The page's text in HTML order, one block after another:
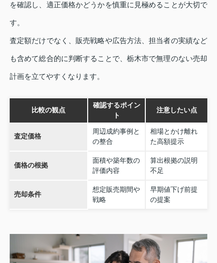
を確認し、適正価格かどうかを慎重に見極めることが大切で
す。
査定額だけでなく、販売戦略や広告方法、担当者の実績など
も含めて総合的に判断することで、栃木市で無理のない売却
計画を立てやすくなります。
比較の観点
確認するポイン
ト
注意したい点
査定価格
周辺成約事例と
の整合
相場とかけ離れ
た高額提示
価格の根拠
面積や築年数の
評価内容
算出根拠の説明
不足
売却条件
想定販売期間や
戦略
早期値下げ前提
の提案